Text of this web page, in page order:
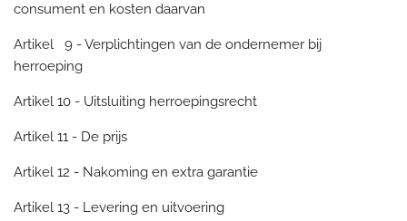
consument en kosten daarvan
Artikel 9 - Verplichtingen van de ondernemer bij
herroeping
Artikel 10 - Uitsluiting herroepingsrecht
Artikel 11 - De prijs
Artikel 12 - Nakoming en extra garantie
Artikel 13 - Levering en uitvoering